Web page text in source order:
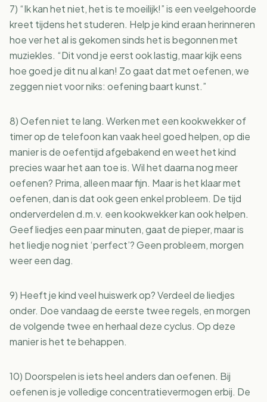
7) “Ik kan het niet, het is te moeilijk!” is een veelgehoorde
kreet tijdens het studeren. Help je kind eraan herinneren
hoe ver het al is gekomen sinds het is begonnen met
muziekles. “Dit vond je eerst ook lastig, maar kijk eens
hoe goed je dit nu al kan! Zo gaat dat met oefenen, we
zeggen niet voor niks: oefening baart kunst.”
8) Oefen niet te lang. Werken met een kookwekker of
timer op de telefoon kan vaak heel goed helpen, op die
manier is de oefentijd afgebakend en weet het kind
precies waar het aan toe is. Wil het daarna nog meer
oefenen? Prima, alleen maar fijn. Maar is het klaar met
oefenen, dan is dat ook geen enkel probleem. De tijd
onderverdelen d.m.v. een kookwekker kan ook helpen.
Geef liedjes een paar minuten, gaat de pieper, maar is
het liedje nog niet ‘perfect’? Geen probleem, morgen
weer een dag.
9) Heeft je kind veel huiswerk op? Verdeel de liedjes
onder. Doe vandaag de eerste twee regels, en morgen
de volgende twee en herhaal deze cyclus. Op deze
manier is het te behappen.
10) Doorspelen is iets heel anders dan oefenen. Bij
oefenen is je volledige concentratievermogen erbij. De